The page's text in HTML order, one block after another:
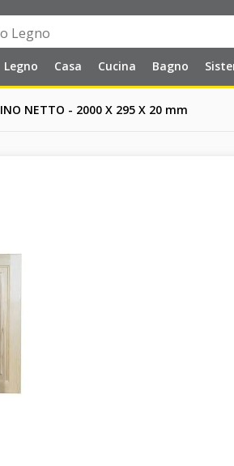
Legno Casa Cucina Bagno
NETTO - 2000 X 295 X 20 mm